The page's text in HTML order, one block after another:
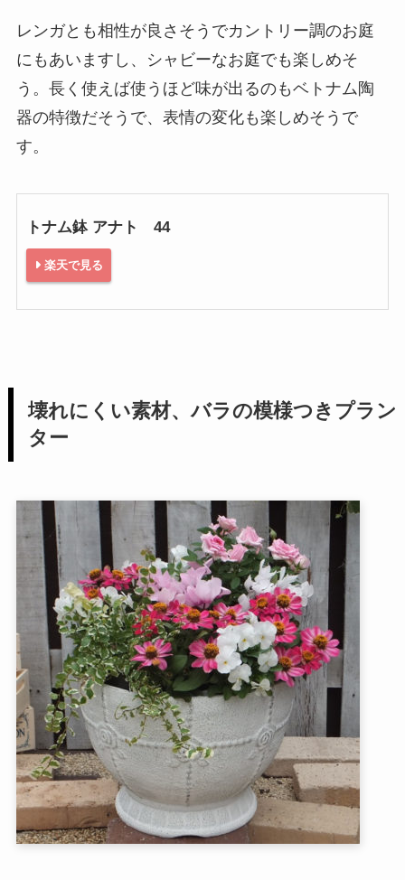
レンガとも相性が良さそうでカントリー調のお庭
にもあいますし、シャビーなお庭でも楽しめそ
う。長く使えば使うほど味が出るのもベトナム陶
器の特徴だそうで、表情の変化も楽しめそうで
す。
トナム鉢 アナト 44
楽天で見る
壊れにくい素材、バラの模様つきプラン
ター